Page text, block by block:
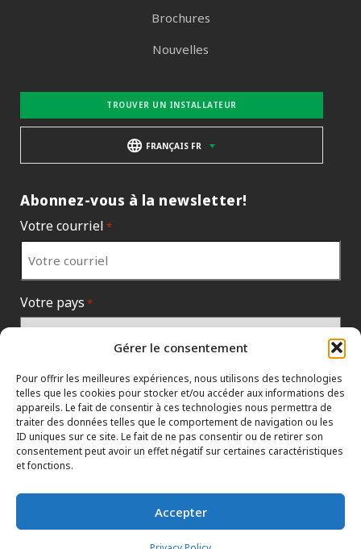
Gérer le consentement
Pour offrir les meilleures expériences, nous utilisons des technologies
telles que les cookies pour stocker et/ou accéder aux informations des
appareils. Le fait de consentir à ces technologies nous permettra de
traiter des données telles que le comportement de navigation ou les
ID uniques sur ce site. Le fait de ne pas consentir ou de retirer son
consentement peut avoir un effet négatif sur certaines caractéristiques
et fonctions.
Accepter
Brochures
Nouvelles
TROUVER UN INSTALLATEUR
FRANÇAIS FR
Abonnez-vous à la newsletter!
Votre courriel *
Votre pays *
CONCESSIONNAIRES
TERMES ET CONDITIONS
CONTACTER LE SIÈGE SOCIAL